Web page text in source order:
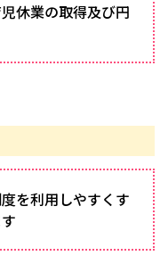
休業の取得及び円
を利用しやすくす